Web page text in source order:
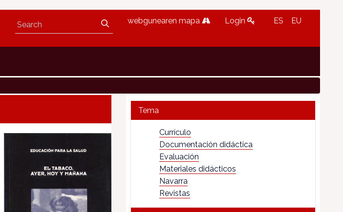
webgunearen mapa Login ES EU
Tema
Currículo
Documentación didáctica
Evaluación
Materiales didácticos
Navarra
Revistas